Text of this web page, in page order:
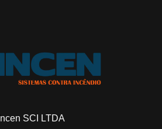
Incen SCI LTDA